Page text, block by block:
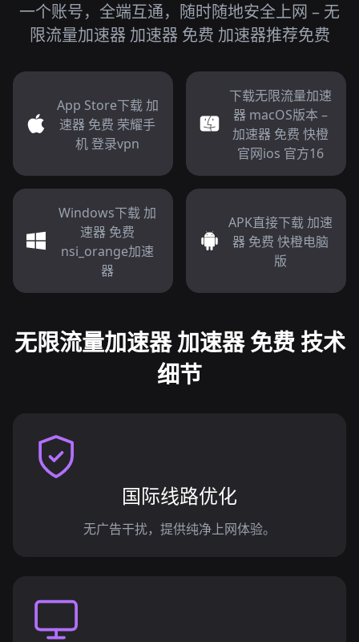
一个账号，全端互通，随时随地安全上网 – 无
限流量加速器 加速器 免费 加速器推荐免费
App Store下载 加
速器 免费 荣耀手
机 登录vpn
下载无限流量加速
器 macOS版本 –
加速器 免费 快橙
官网ios 官方16
Windows下载 加
速器 免费
nsi_orange加速
器
APK直接下载 加速
器 免费 快橙电脑
版
无限流量加速器 加速器 免费 技术
细节
国际线路优化
无广告干扰，提供纯净上网体验。